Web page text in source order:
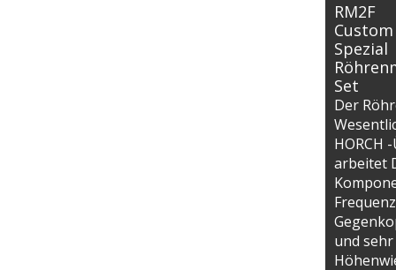
RM2F
Custom
Spezial
Set
Der
HORCH
arbeitet
und